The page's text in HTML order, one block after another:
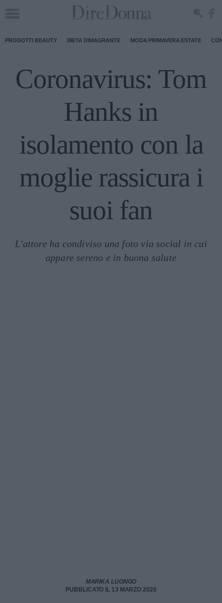
PRODOTTI BEAUTY DIETA DIMAGRANTE MODA PRIMAVERA ESTATE
Coronavirus: Tom
Hanks in
isolamento con la
moglie rassicura i
suoi fan
L'attore ha condiviso una foto via social in cui
appare sereno e in buona salute
MARIKA LUONGO
PUBBLICATO IL 13 MARZO 2020